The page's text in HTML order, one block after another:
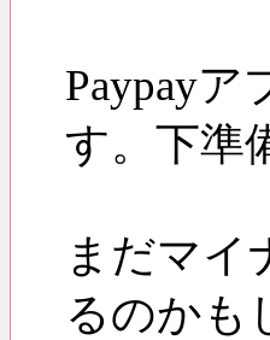
Paypay
す。下準
まだマイ
るのかも